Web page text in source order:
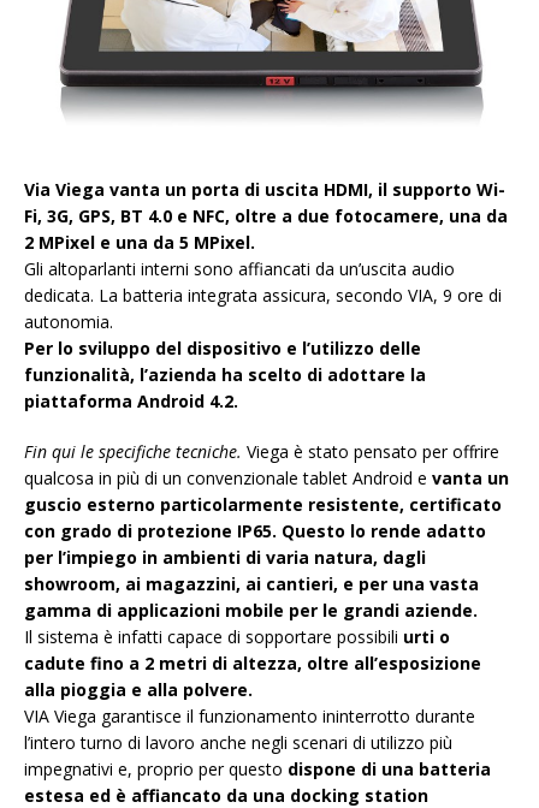
Via Viega vanta un porta di uscita HDMI, il supporto Wi-
Fi, 3G, GPS, BT 4.0 e NFC, oltre a due fotocamere, una da
2 MPixel e una da 5 MPixel.
Gli altoparlanti interni sono affiancati da un’uscita audio
dedicata. La batteria integrata assicura, secondo VIA, 9 ore di
autonomia.
Per lo sviluppo del dispositivo e l’utilizzo delle
funzionalità, l’azienda ha scelto di adottare la
piattaforma Android 4.2.
Fin qui le specifiche tecniche. Viega è stato pensato per offrire
qualcosa in più di un convenzionale tablet Android e vanta un
guscio esterno particolarmente resistente, certificato
con grado di protezione IP65. Questo lo rende adatto
per l’impiego in ambienti di varia natura, dagli
showroom, ai magazzini, ai cantieri, e per una vasta
gamma di applicazioni mobile per le grandi aziende.
Il sistema è infatti capace di sopportare possibili urti o
cadute fino a 2 metri di altezza, oltre all’esposizione
alla pioggia e alla polvere.
VIA Viega garantisce il funzionamento ininterrotto durante
l’intero turno di lavoro anche negli scenari di utilizzo più
impegnativi e, proprio per questo dispone di una batteria
estesa ed è affiancato da una docking station